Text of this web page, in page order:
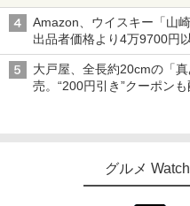
Amazon、ウイスキー「山
出品者価格より4万9700円
大戸屋、全長約20cmの「
売。“200円引き”クーポン
グルメ